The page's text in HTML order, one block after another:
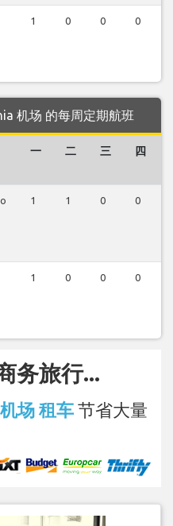
1 0 0 0
机场 的每周定期航班
一 二 三 四
1 1 0 0
1 0 0 0
务旅行...
场 租车 节省大量